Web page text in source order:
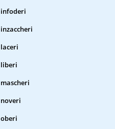
infoderi
inzaccheri
laceri
liberi
mascheri
noveri
oberi